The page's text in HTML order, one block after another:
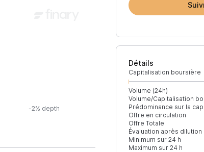
Détails
Capitalisation boursière
Volume (24h)
Volume/Capitalisation
Prédominance sur la
Offre en circulation
Offre Totale
Évaluation après dilution
Minimum sur 24 h
Maximum sur 24 h
-2% depth Volume (24h) % du volume